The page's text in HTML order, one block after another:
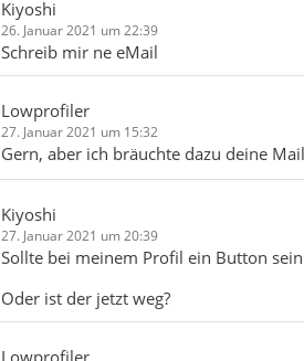
Kiyoshi
26. Januar 2021 um 22:39
Schreib mir ne eMail
Lowprofiler
27. Januar 2021 um 15:32
Gern, aber ich bräuchte dazu deine
Kiyoshi
27. Januar 2021 um 20:39
Sollte bei meinem Profil ein Button
Oder ist der jetzt weg?